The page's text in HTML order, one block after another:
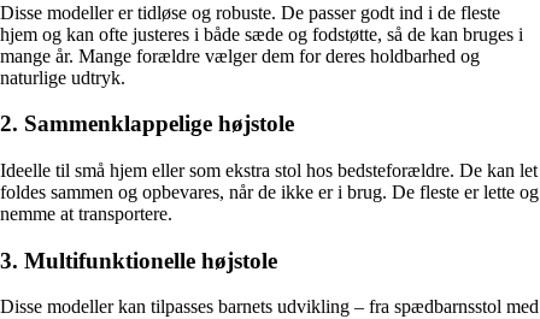
Disse modeller er tidløse og robuste. De passer godt ind i de fleste
hjem og kan ofte justeres i både sæde og fodstøtte, så de kan bruges i
mange år. Mange forældre vælger dem for deres holdbarhed og
naturlige udtryk.
2. Sammenklappelige højstole
Ideelle til små hjem eller som ekstra stol hos bedsteforældre. De kan let
foldes sammen og opbevares, når de ikke er i brug. De fleste er lette og
nemme at transportere.
3. Multifunktionelle højstole
Disse modeller kan tilpasses barnets udvikling – fra spædbarnsstol med